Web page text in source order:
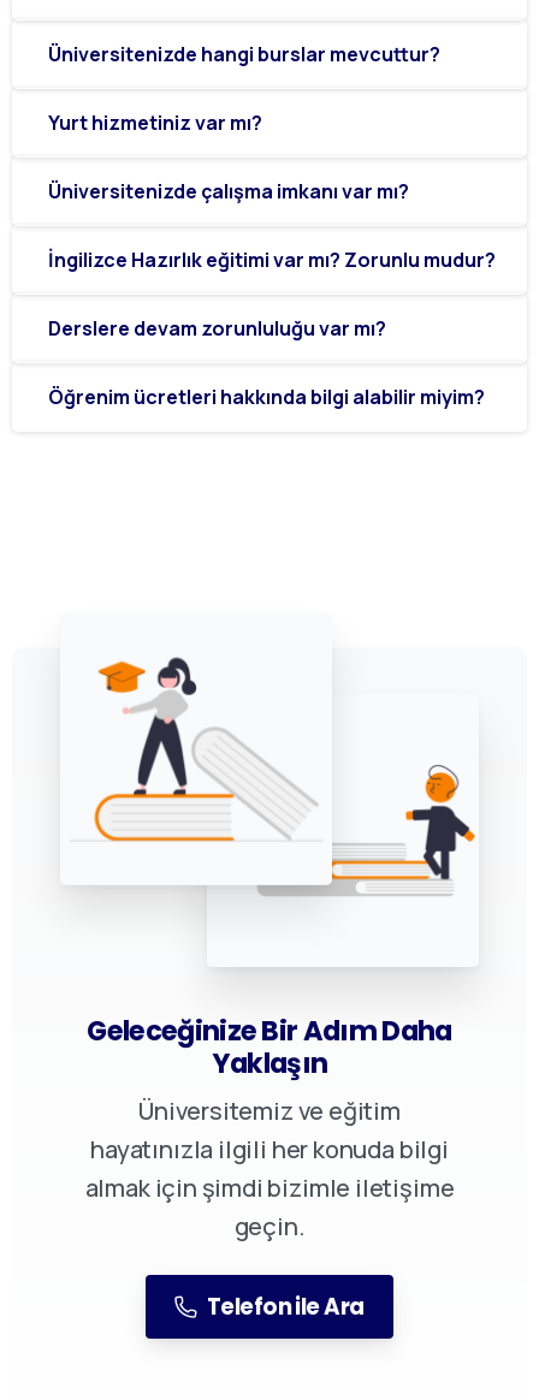
Üniversitenizde hangi burslar mevcuttur?
Yurt hizmetiniz var mı?
Üniversitenizde çalışma imkanı var mı?
İngilizce Hazırlık eğitimi var mı? Zorunlu mudur?
Derslere devam zorunluluğu var mı?
Öğrenim ücretleri hakkında bilgi alabilir miyim?
Geleceğinize Bir Adım Daha
Yaklaşın
Üniversitemiz ve eğitim
hayatınızla ilgili her konuda bilgi
almak için şimdi bizimle iletişime
geçin.
Telefon ile Ara